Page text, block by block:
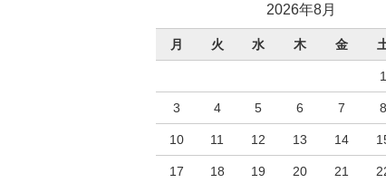
2026年8月
月 火 水 木 金
1
3 4 5 6 7 8
10 11 12 13 14
17 18 19 20 21